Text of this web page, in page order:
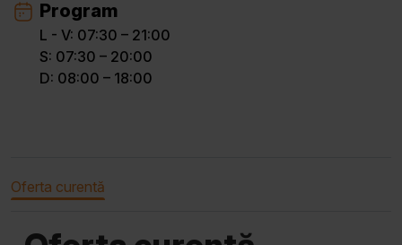
Program
L - V: 07:30 – 21:00
S: 07:30 – 20:00
D: 08:00 – 18:00
Oferta curentă